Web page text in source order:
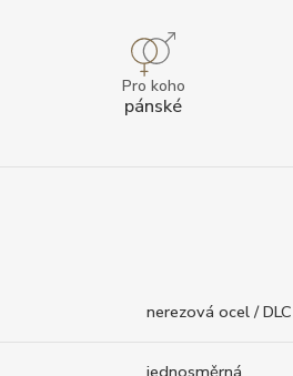
Pro koho
pánské
nerezová ocel / DLC